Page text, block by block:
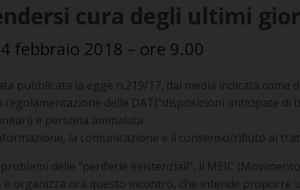
cura degli ultimi
febbraio 2018 – ore 9.00
pubblicata la egge n.219/17, dai media indicata
delle DAT(“disposizioni anticipate
e persona ammalata
la comunicazione e il consenso/rifiuto ai
delle “periferie esistenziali”, il MEIC
e organizza ora questo incontro, che intende